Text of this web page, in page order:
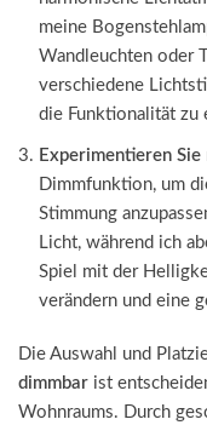
meine
Wandleuchten oder
verschiedene
die Funktionalität zu
Experimentieren
Dimmfunktion, um
Stimmung
Licht, während ich
Spiel mit der
verändern und eine
Die Auswahl und
dimmbar ist
Wohnraums. Durch